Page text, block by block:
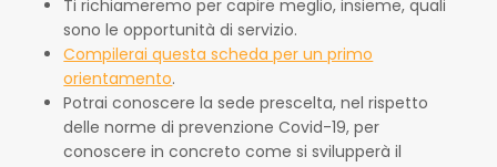
Ti richiameremo per capire meglio, insieme, quali
sono le opportunità di servizio.
Compilerai questa scheda per un primo
orientamento.
Potrai conoscere la sede prescelta, nel rispetto
delle norme di prevenzione Covid-19, per
conoscere in concreto come si svilupperà il